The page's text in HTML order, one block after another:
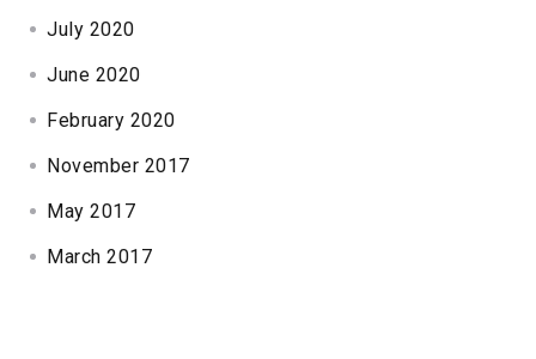
July 2020
June 2020
February 2020
November 2017
May 2017
March 2017